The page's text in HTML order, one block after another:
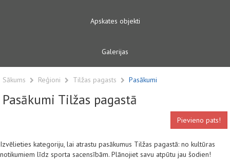
Apskates objekti
Galerijas
Sākums Reģioni Tilžas pagasts Pasākumi
Pasākumi Tilžas pagastā
Pievieno pats!
Izvēlieties kategoriju, lai atrastu pasākumus Tilžas pagastā: no kultūras
notikumiem līdz sporta sacensībām. Plānojiet savu atpūtu jau šodien!